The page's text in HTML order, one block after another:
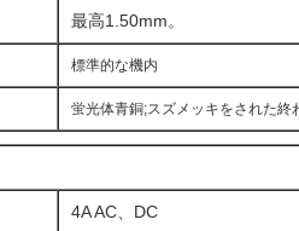
最高1.50mm。
標準的な機内
蛍光体青銅;スズメッキをされた終
4A AC、DC